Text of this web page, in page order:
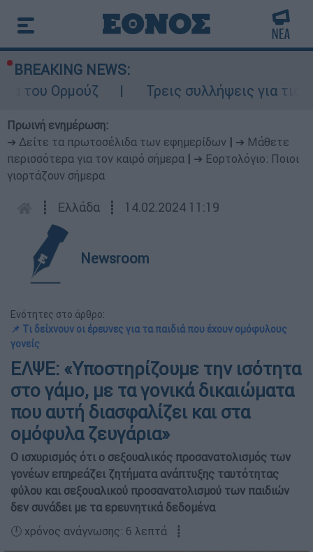
BREAKING NEWS:
Τρεις συλλήψεις για τις φωτιές
Πρωινή ενημέρωση:
➔ Δείτε τα πρωτοσέλιδα των εφημερίδων
➔ Μάθετε
περισσότερα για τον καιρό σήμερα
➔ Εορτολόγιο: Ποιοι
γιορτάζουν σήμερα
┋ Ελλάδα ┋ 14.02.2024 11:19
Newsroom
Ενότητες στο άρθρο:
📌 Τι δείχνουν οι έρευνες για τα παιδιά που έχουν ομόφυλους
γονείς
ΕΛΨΕ: «Υποστηρίζουμε την ισότητα
στο γάμο, με τα γονικά δικαιώματα
που αυτή διασφαλίζει και στα
ομόφυλα ζευγάρια»
Ο ισχυρισμός ότι ο σεξουαλικός προσανατολισμός των
γονέων επηρεάζει ζητήματα ανάπτυξης ταυτότητας
φύλου και σεξουαλικού προσανατολισμού των παιδιών
δεν συνάδει με τα ερευνητικά δεδομένα
🕛 χρόνος ανάγνωσης: 6 λεπτά ┋